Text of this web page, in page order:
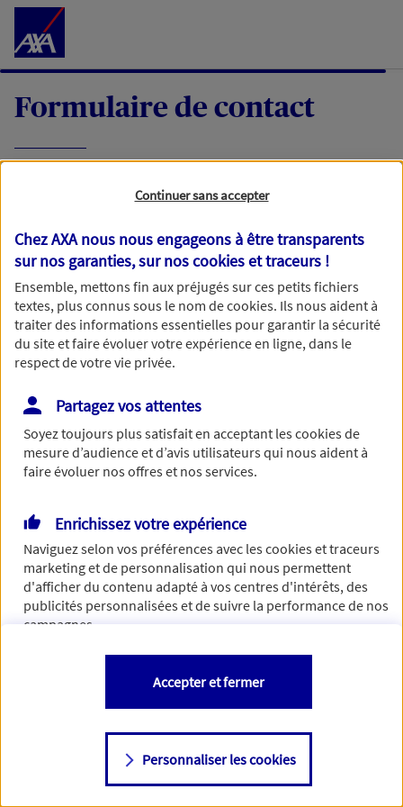
Accéder au Contenu
Formulaire de contact
demande, nous vous répondrons dans les
meilleurs délais par mail ou par téléphone.
Votre message :
Vous disposez de droits sur les informations vous concernant. Pour
plus d’informations,cliquez ici.
Continuer sans accepter
Chez AXA nous nous engageons à être transparents
sur nos garanties, sur noscookies et traceurs !
Ensemble, mettons fin aux préjugés sur ces petits fichiers
textes, plus connus sous le nom decookies. Ils nous aident à
traiter des informations essentielles pour garantir la sécurité
du site et faire évoluer votre expérience en ligne, dans le
respect de votre vie privée.
Partagez vos attentes
Soyez toujours plus satisfait en acceptant lescookiesde
mesure d’audience et d’avis utilisateurs qui nous aident à
faire évoluer nos offres et nos services.
Enrichissez votre expérience
Naviguez selon vos préférences avec lescookies et traceurs
marketing et de personnalisation qui nous permettent
d'afficher du contenu adapté à vos centres d'intérêts, des
publicités personnalisées et de suivre la performance de nos
campagnes.
Vous êtes libre de les accepter, de les refuser comme de
changer d'avis à tout moment en allant sur
Consulter notre politique decookies
Personnaliser les cookies
Accepter et fermer